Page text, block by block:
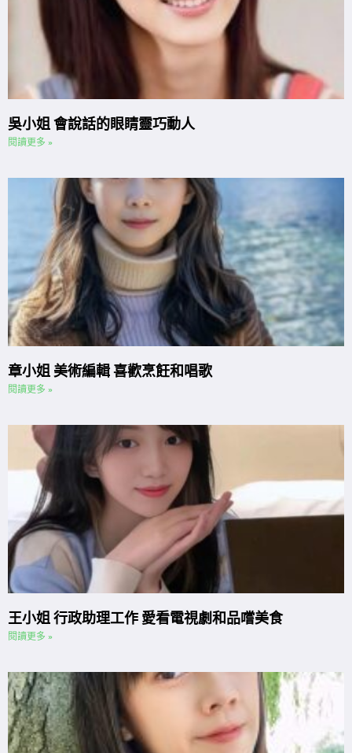
吳小姐 會說話的眼睛靈巧動人
閱讀更多 »
章小姐 美術編輯 喜歡烹飪和唱歌
閱讀更多 »
王小姐 行政助理工作 愛看電視劇和品嚐美食
閱讀更多 »